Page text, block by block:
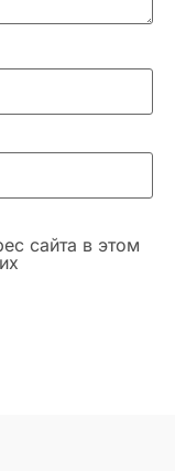
сайта в этом